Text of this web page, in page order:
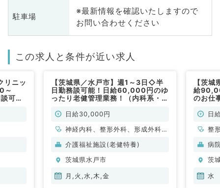
駐車場
※最新情報を確認いたしますので
お問い合わせください
この求人と条件が近い求人
リニッ
～
可能
【茨城県／水戸市】週1～3日◇半
日勤務談可能！日給60,000円のゆ
ったり老健管理業務！（内科系・外
日給30,000円
神経内科、整形外科、形成外科、
脳神経外科、呼吸器外科、心臓血
環器内科、呼吸器内科、消化器内
科、内分泌・代謝内科、腎臓内
介護福祉施設(老健特養)
茨城県水戸市
月,火,水,木,金
【茨
給
のお仕
勤） 日
整
般
病
茨
水